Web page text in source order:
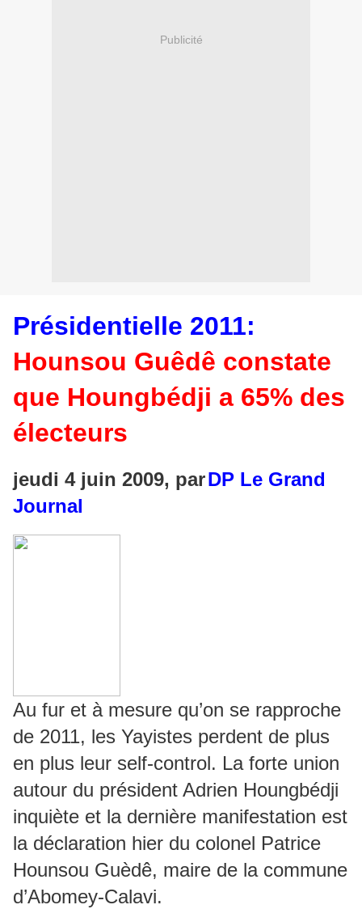
Publicité
Présidentielle 2011:
Hounsou Guêdê constate
que Houngbédji a 65% des
électeurs
jeudi 4 juin 2009, parDP Le Grand
Journal
Au fur et à mesure qu’on se rapproche
de 2011, les Yayistes perdent de plus
en plus leur self-control. La forte union
autour du président Adrien Houngbédji
inquiète et la dernière manifestation est
la déclaration hier du colonel Patrice
Hounsou Guèdê, maire de la commune
d’Abomey-Calavi.